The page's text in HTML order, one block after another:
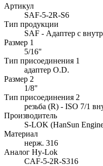
Артикул
SAF-5-2R-S6
Тип продукции
SAF - Адаптер с
Размер 1
5/16"
Тип присоединения 1
адаптер O.D.
Размер 2
1/8"
Тип присоединения 2
резьба (R) - ISO 7/1
Производитель
S-LOK (HanSun
Материал
нерж. 316
Аналог Hy-Lok
CAF-5-2R-S316